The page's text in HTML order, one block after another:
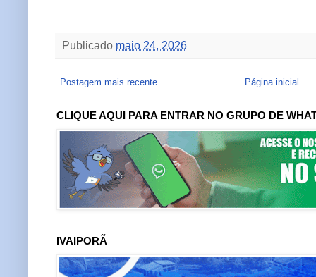
Publicado maio 24, 2026
Postagem mais recente Página inicial
CLIQUE AQUI PARA ENTRAR NO GRUPO DE
IVAIPORÃ